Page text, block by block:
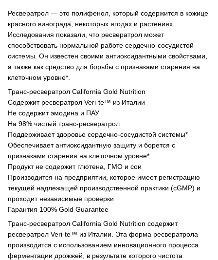
Ресвератрол — это полифенол, который содержится в кожице
красного винограда, некоторых ягодах и растениях.
Исследования показали, что ресвератрол может
способствовать нормальной работе сердечно-сосудистой
системы. Он известен своими антиоксидантными свойствами,
а также как средство для борьбы с признаками старения на
клеточном уровне*.
Транс-ресвератрол California Gold Nutrition
Содержит ресвератрол Veri-te™ из Италии
Не содержит эмодина и ПАУ
На 98% чистый транс-ресвератрол
Поддерживает здоровье сердечно-сосудистой системы*
Обеспечивает антиоксидантную защиту и борется с
признаками старения на клеточном уровне*
Продукт не содержит глютена, ГМО и сои
Производится на предприятии, которое имеет регистрацию
текущей надлежащей производственной практики (cGMP) и
проходит независимые проверки
Гарантия 100% Gold Guarantee
Транс-ресвератрол California Gold Nutrition содержит
ресвератрол Veri-te™ из Италии. Эта форма ресвератрола
производится с использованием инновационного процесса
ферментации дрожжей, в результате которого чистота